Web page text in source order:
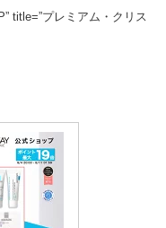
title=”プレミアム・クリス